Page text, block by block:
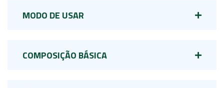
MODO DE USAR
COMPOSIÇÃO BÁSICA